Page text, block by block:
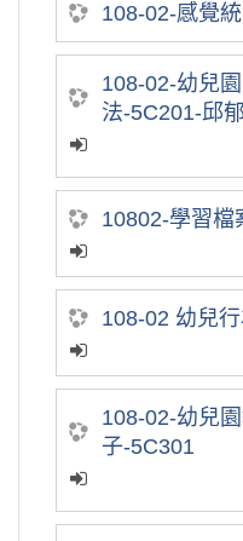
108-02-感覺
108-02-幼兒
法-5C201-邱
10802-學習檔
108-02 幼兒
108-02-幼兒
子-5C301